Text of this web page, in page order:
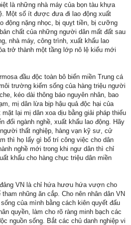
là những nhà máy của bọn tàu khựa
Một số ít được đưa đi lao động xuất
động nặng nhọc, bị quỵt tiền, bị cưỡng
chất của những người dân mất đất sau
nhà máy, công trình, xuất khẩu lao
trở thành một tầng lớp nô lệ kiểu mới
đầu độc toàn bô biển miền Trung cá
trường kiếm sống của hàng triệu người
kéo dài thông báo nguyên nhân, bao
mị dân lừa bịp hậu quả độc hại của
lại mị dân xoa dịu bằng giải pháp thiếu
đổi ngành nghề, xuất khẩu lao động. Hãy
thất nghiệp, hàng vạn kỹ sư, cử
thì họ lấy gì bố trí công việc cho dân
nghề mới trong khi ngư dân thì chỉ
khẩu cho hàng chục triệu dân miền
VN là chỉ hứa hươu hứa vượn cho
nhũng ăn cắp. Cho nên nhân dân VN
của mình bằng cách kiên quyết đấu
quyền, làm cho rõ ràng minh bạch các
nguồn sống. Bắt các chủ danh nghiệp vi